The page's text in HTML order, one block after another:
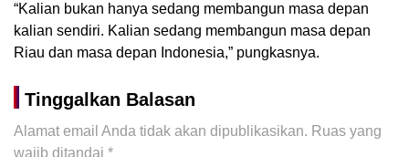
“Kalian bukan hanya sedang membangun masa depan
kalian sendiri. Kalian sedang membangun masa depan
Riau dan masa depan Indonesia,” pungkasnya.
Tinggalkan Balasan
Alamat email Anda tidak akan dipublikasikan. Ruas yang
wajib ditandai *